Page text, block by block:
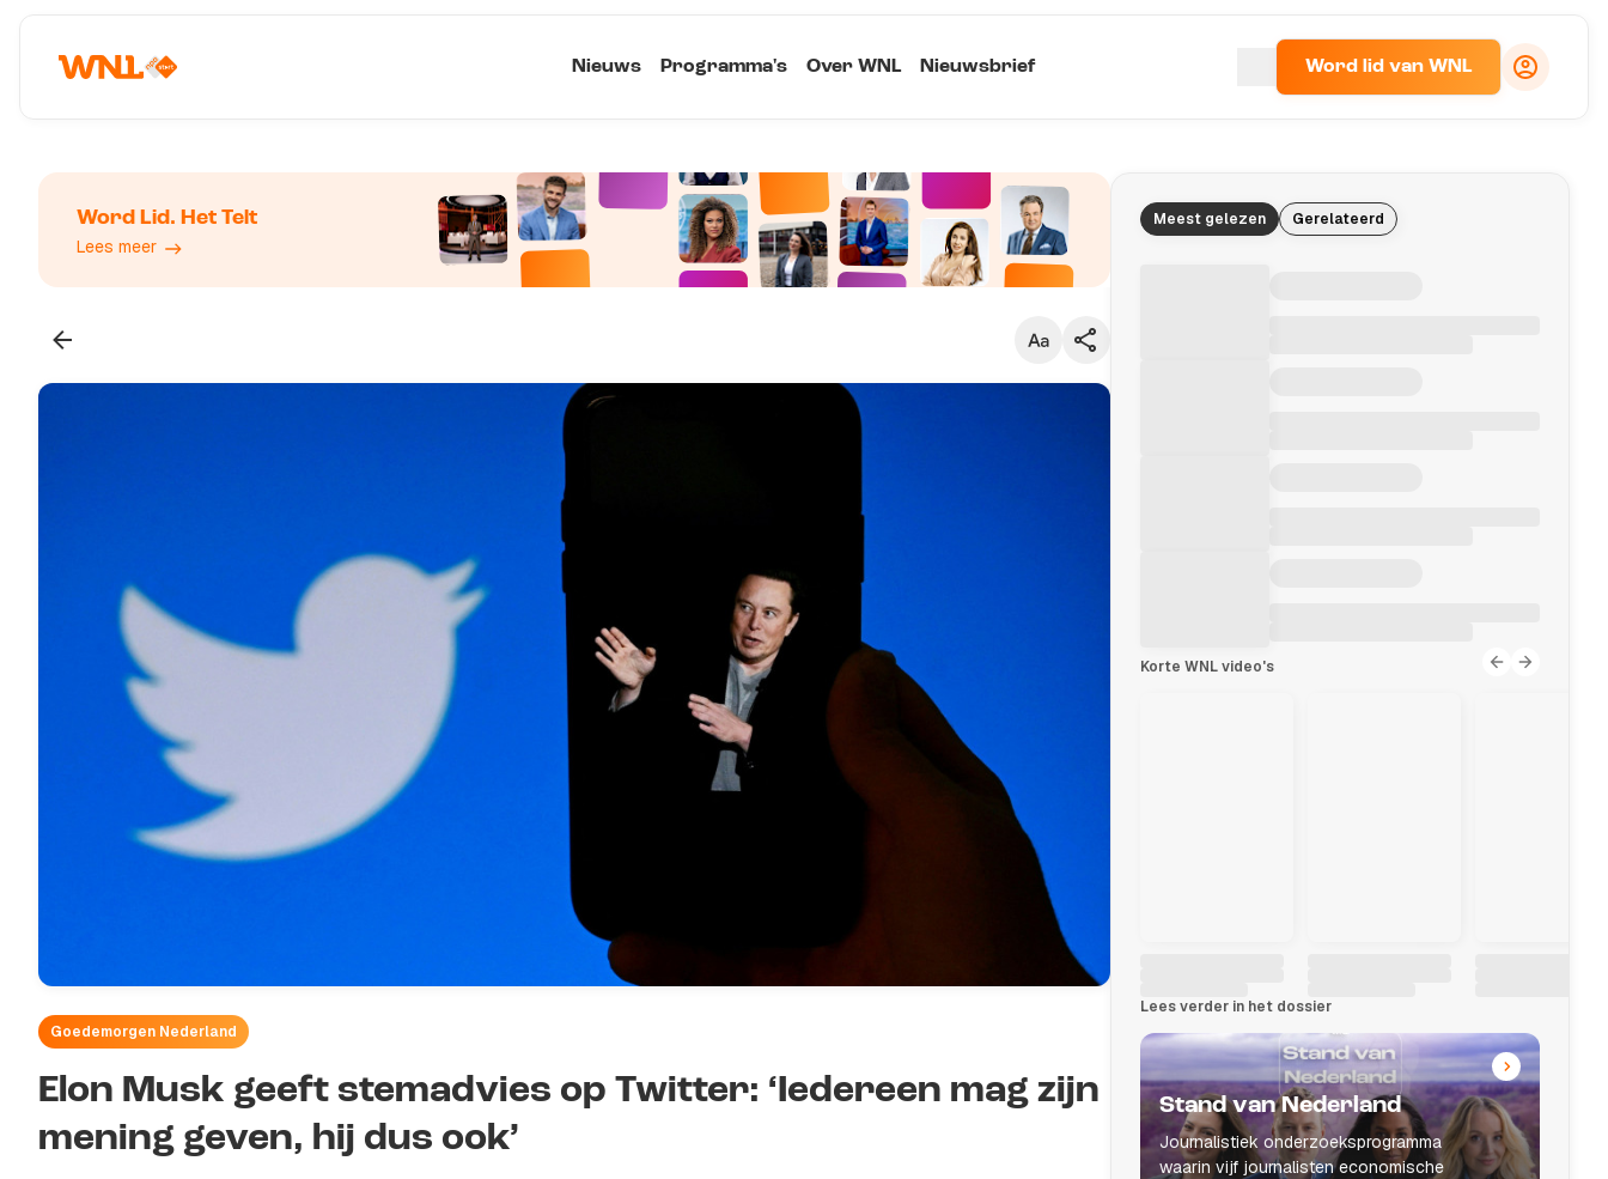
Nieuws Programma's Over WNL Nieuwsbrief Word lid van WNL
Word Lid. Het Telt
Lees meer
Goedemorgen Nederland
Elon Musk geeft stemadvies op Twitter: ‘Iedereen mag zijn
mening geven, hij dus ook’
Meest gelezen Gerelateerd
Korte WNL video's
Lees verder in het dossier
Stand van Nederland
Journalistiek onderzoeksprogramma
waarin vijf journalisten economische